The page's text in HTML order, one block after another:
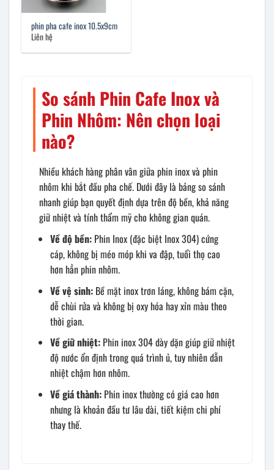
phin pha cafe inox 10.5x9cm
Liên hệ
So sánh Phin Cafe Inox và
Phin Nhôm: Nên chọn loại
nào?
Nhiều khách hàng phân vân giữa phin inox và phin
nhôm khi bắt đầu pha chế. Dưới đây là bảng so sánh
nhanh giúp bạn quyết định dựa trên độ bền, khả năng
giữ nhiệt và tính thẩm mỹ cho không gian quán.
Về độ bền: Phin Inox (đặc biệt Inox 304) cứng
cáp, không bị méo móp khi va đập, tuổi thọ cao
hơn hẳn phin nhôm.
Về vệ sinh: Bề mặt inox trơn láng, không bám cặn,
dễ chùi rửa và không bị oxy hóa hay xỉn màu theo
thời gian.
Về giữ nhiệt: Phin inox 304 dày dặn giúp giữ nhiệt
độ nước ổn định trong quá trình ủ, tuy nhiên dẫn
nhiệt chậm hơn nhôm.
Về giá thành: Phin inox thường có giá cao hơn
nhưng là khoản đầu tư lâu dài, tiết kiệm chi phí
thay thế.